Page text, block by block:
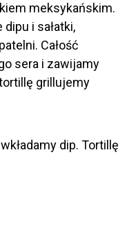
meksykańskim.
dipu i sałatki,
Całość
sera i zawijamy
grillujemy
dip. Tortillę